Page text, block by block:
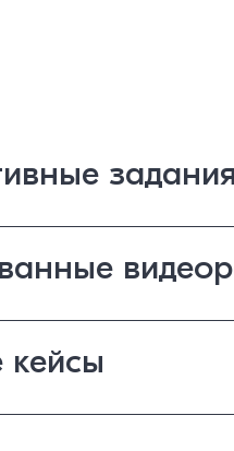
кейсы